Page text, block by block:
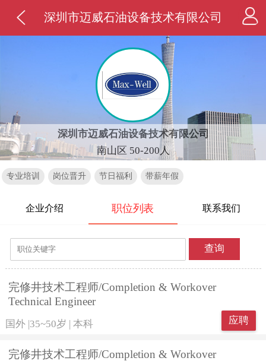
深圳市迈威石油设备技术有限公司
深圳市迈威石油设备技术有限公司
南山区 50-200人
专业培训 岗位晋升 节日福利 带薪年假
企业介绍 职位列表 联系我们
查询
完修井技术工程师/Completion & Workover
Technical Engineer
国外| 35~50岁 本科 应聘
完修井技术工程师/Completion & Workover